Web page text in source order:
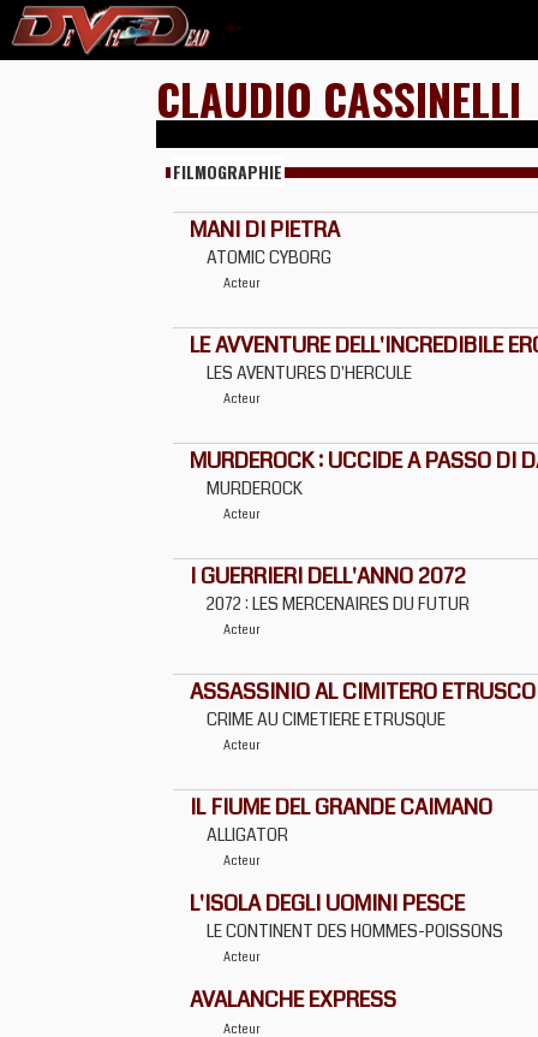
CLAUDIO CASSINELLI
FILMOGRAPHIE
MANI DI PIETRA
ATOMIC CYBORG
Acteur
LE AVVENTURE DELL'INCREDIBILE
LES AVENTURES D'HERCULE
Acteur
MURDEROCK : UCCIDE A PASSO DI
MURDEROCK
Acteur
I GUERRIERI DELL'ANNO 2072
2072 : LES MERCENAIRES DU FUTUR
Acteur
ASSASSINIO AL CIMITERO ETRUSCO
CRIME AU CIMETIERE ETRUSQUE
Acteur
IL FIUME DEL GRANDE CAIMANO
ALLIGATOR
Acteur
L'ISOLA DEGLI UOMINI PESCE
LE CONTINENT DES HOMMES-POISSONS
Acteur
AVALANCHE EXPRESS
Acteur